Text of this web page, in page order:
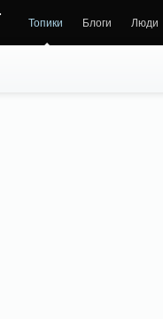
Топики Блоги Люди